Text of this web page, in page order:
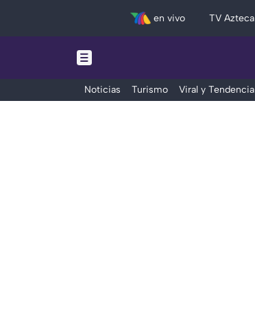
en vivo TV Azteca
Noticias Turismo Viral y Tendencia